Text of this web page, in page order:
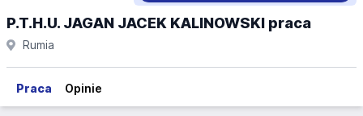
P.T.H.U. JAGAN JACEK KALINOWSKI praca
Rumia
Praca Opinie